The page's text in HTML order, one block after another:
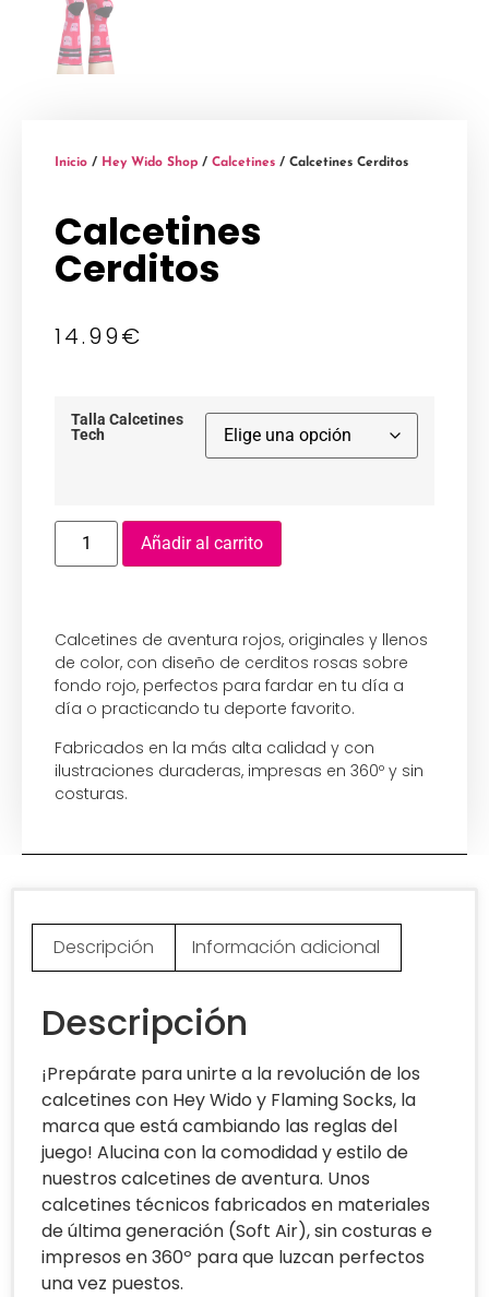
Inicio / Hey Wido Shop / Calcetines / Calcetines Cerditos
Calcetines
Cerditos
14.99€
Talla Calcetines
Tech
Añadir al carrito
Calcetines de aventura rojos, originales y llenos
de color, con diseño de cerditos rosas sobre
fondo rojo, perfectos para fardar en tu día a
día o practicando tu deporte favorito.
Fabricados en la más alta calidad y con
ilustraciones duraderas, impresas en 360º y sin
costuras.
Descripción Información adicional
Descripción
¡Prepárate para unirte a la revolución de los
calcetines con Hey Wido y Flaming Socks, la
marca que está cambiando las reglas del
juego! Alucina con la comodidad y estilo de
nuestros calcetines de aventura. Unos
calcetines técnicos fabricados en materiales
de última generación (Soft Air), sin costuras e
impresos en 360º para que luzcan perfectos
una vez puestos.